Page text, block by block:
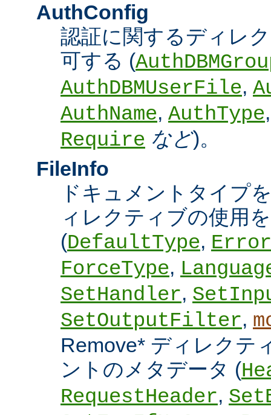
AuthConfig
認証に関するディレ
可する (
AuthDBMUserFile,
AuthName, AuthType
Require など)。
FileInfo
ドキュメントタイプ
ィレクティブの使用
(DefaultType,
ForceType,
SetHandler,
SetOutputFilter,
Remove* ディレクテ
ントのメタデータ (
RequestHeader,